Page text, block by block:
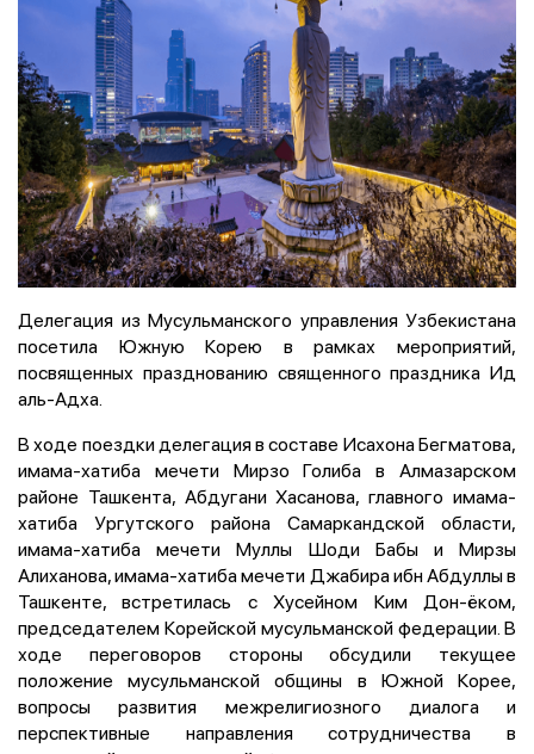
Делегация из Мусульманского управления Узбекистана
посетила Южную Корею в рамках мероприятий,
посвященных празднованию священного праздника Ид
аль-Адха.
В ходе поездки делегация в составе Исахона Бегматова,
имама-хатиба мечети Мирзо Голиба в Алмазарском
районе Ташкента, Абдугани Хасанова, главного имама-
хатиба Ургутского района Самаркандской области,
имама-хатиба мечети Муллы Шоди Бабы и Мирзы
Алиханова, имама-хатиба мечети Джабира ибн Абдуллы в
Ташкенте, встретилась с Хусейном Ким Дон-ёком,
председателем Корейской мусульманской федерации. В
ходе переговоров стороны обсудили текущее
положение мусульманской общины в Южной Корее,
вопросы развития межрелигиозного диалога и
перспективные направления сотрудничества в